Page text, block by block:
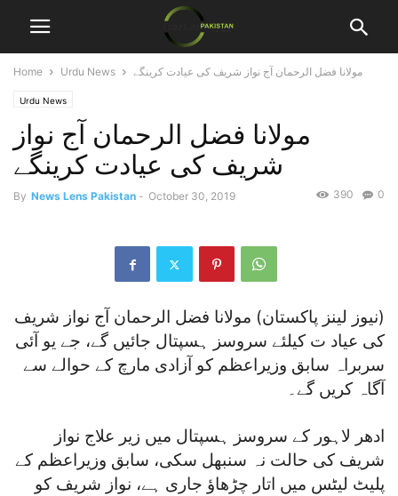
Home Urdu News مولانا فضل الرحمان آج نواز شریف کی عیادت کرینگے
Urdu News
مولانا فضل الرحمان آج نواز
شریف کی عیادت کرینگے
By News Lens Pakistan - October 30, 2019 0
390
(نیوز لینز پاکستان) مولانا فضل الرحمان آج نواز شریف
کی عیاد ت کیلئے سروسز ہسپتال جائیں گے، جے یو آئی
سربراہ سابق وزیراعظم کو آزادی مارچ کے حوالے سے
آگاہ کریں گے۔
ادھر لاہور کے سروسز ہسپتال میں زیر علاج نواز
شریف کی حالت نہ سنبھل سکی، سابق وزیراعظم کے
پلیٹ لیٹس میں اتار چڑھاؤ جاری ہے، نواز شریف کو